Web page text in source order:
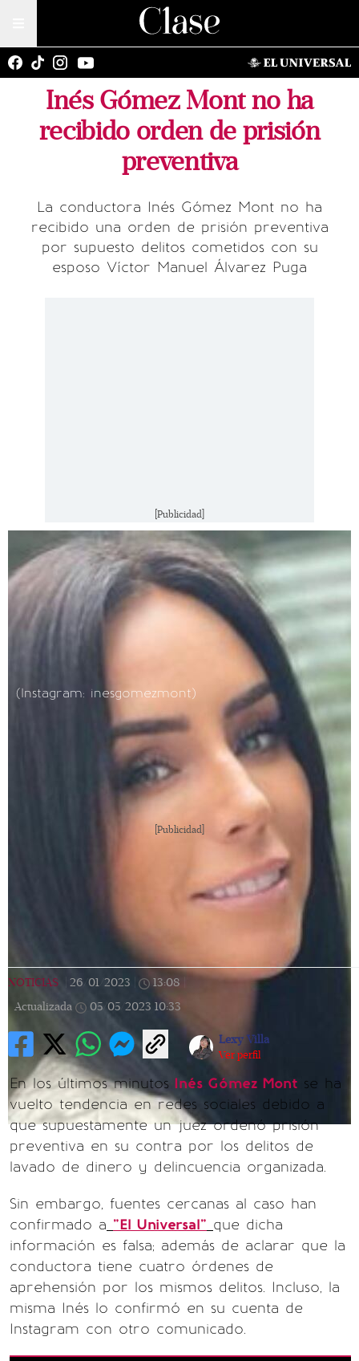
Inés Gómez Mont no ha
recibido orden de prisión
preventiva
La conductora Inés Gómez Mont no ha
recibido una orden de prisión preventiva
por supuesto delitos cometidos con su
esposo Víctor Manuel Álvarez Puga
[Publicidad]
(Instagram: inesgomezmont)
[Publicidad]
NOTICIAS 26/01/2023 13:08
Actualizada
05/05/2023 10:33
Lexy Villa
Ver perfil
En los últimos minutos Inés Gómez Mont se ha
vuelto tendencia en redes sociales debido a
que supuestamente un juez ordenó prisión
preventiva en su contra por los delitos de
lavado de dinero y delincuencia organizada.
Sin embargo, fuentes cercanas al caso han
confirmado a "El Universal" que dicha
información es falsa; además de aclarar que la
conductora tiene cuatro órdenes de
aprehensión por los mismos delitos. Incluso, la
misma Inés lo confirmó en su cuenta de
Instagram con otro comunicado.